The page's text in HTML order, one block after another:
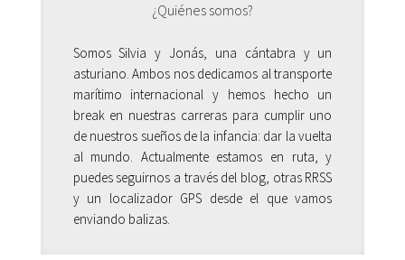
¿Quiénes somos?
Somos Silvia y Jonás, una cántabra y un
asturiano. Ambos nos dedicamos al transporte
marítimo internacional y hemos hecho un
break en nuestras carreras para cumplir uno
de nuestros sueños de la infancia: dar la vuelta
al mundo. Actualmente estamos en ruta, y
puedes seguirnos a través del blog, otras RRSS
y un localizador GPS desde el que vamos
enviando balizas.